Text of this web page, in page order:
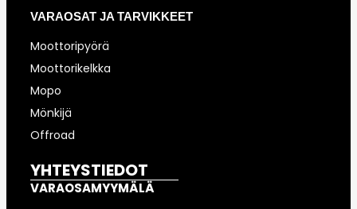
VARAOSAT JA TARVIKKEET
Moottoripyörä
Moottorikelkka
Mopo
Mönkijä
Offroad
YHTEYSTIEDOT
VARAOSAMYYMÄLÄ